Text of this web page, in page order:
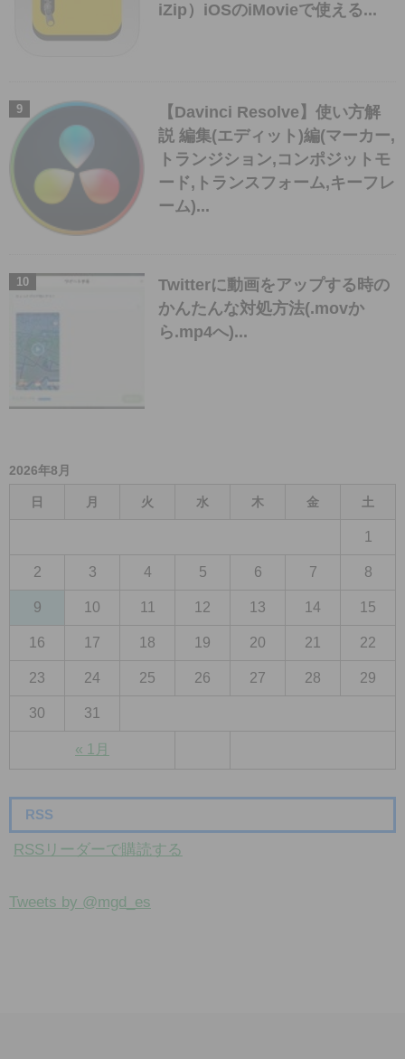
iZip）iOSのiMovieで使える...
【Davinci Resolve】使い方解
説 編集(エディット)編(マーカー,
トランジション,コンポジットモ
ード,トランスフォーム,キーフレ
ーム)...
Twitterに動画をアップする時の
かんたんな対処方法(.movか
ら.mp4へ)...
2026年8月
日 月 火 水 木 金 土
« 1月
1
2 3 4 5 6 7 8
9 10 11 12 13 14 15
16 17 18 19 20 21 22
23 24 25 26 27 28 29
30 31
RSS
RSSリーダーで購読する
Tweets by @mgd_es